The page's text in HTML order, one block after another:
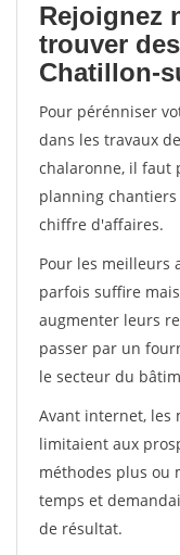
Rejoignez
trouver
Chatillon-
Pour pérénniser
dans les travaux
chalaronne, il faut
planning
chiffre d'affaires.
Pour les meilleurs
parfois suffire
augmenter leurs
passer par un
le secteur du
Avant internet, les
limitaient aux
méthodes plus ou
temps et
de résultat.